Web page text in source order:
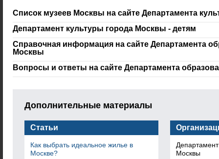
Список музеев Москвы на сайте Департамента
Департамент культуры города Москвы - детям
Справочная информация на сайте Департамента
Москвы
Вопросы и ответы на сайте Департамента
Дополнительные материалы
Статьи
Как выбрать идеальное жилье в
Москве?
Москвы